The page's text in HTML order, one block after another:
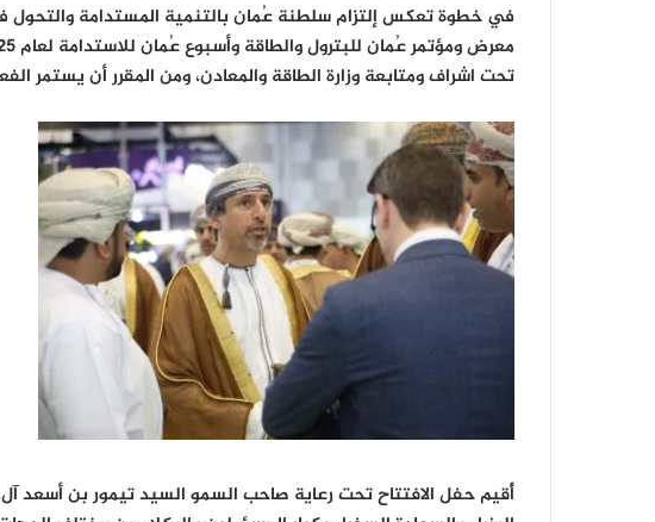
في خطوة تعكس إلتزام سلطنة عُمان بالتنمية المستدامة والتحول
تحت اشراف ومتابعة وزارة الطاقة والمعادن، ومن المقرر أن يستمر الفعاليات
أُقيم حفل الافتتاح تحت رعاية صاحب السمو السيد تيمور بن أسعد